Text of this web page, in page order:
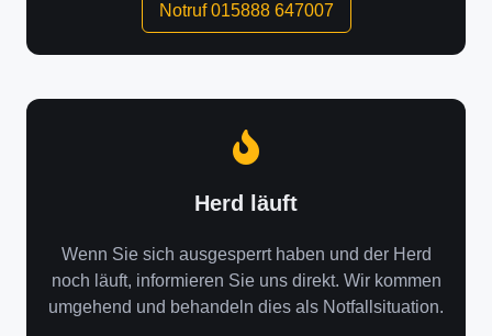
Notruf 015888 647007
Herd läuft
Wenn Sie sich ausgesperrt haben und der Herd
noch läuft, informieren Sie uns direkt. Wir kommen
umgehend und behandeln dies als Notfallsituation.